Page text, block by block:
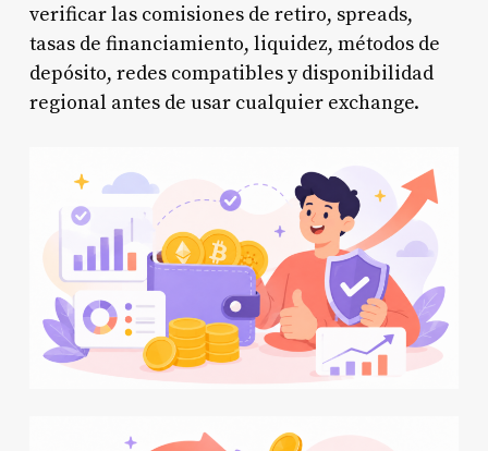
verificar las comisiones de retiro, spreads,
tasas de financiamiento, liquidez, métodos de
depósito, redes compatibles y disponibilidad
regional antes de usar cualquier exchange.